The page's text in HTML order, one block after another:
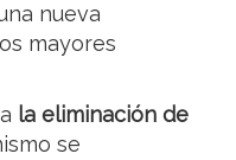
nueva
mayores
la eliminación de
se